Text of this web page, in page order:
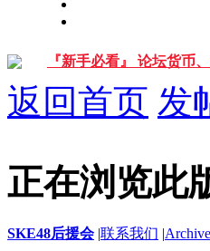
『新手必看』 论坛货币
返回首页 发
正在浏览此
SKE48后援会 |联系我们 |